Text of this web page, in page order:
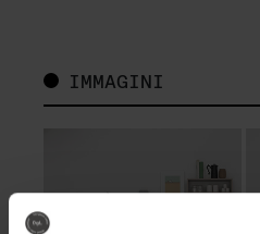
IMMAGINI